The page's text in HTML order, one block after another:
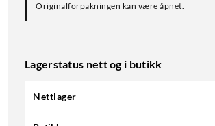
Originalforpakningen kan være åpnet.
Lagerstatus nett og i butikk
Nettlager